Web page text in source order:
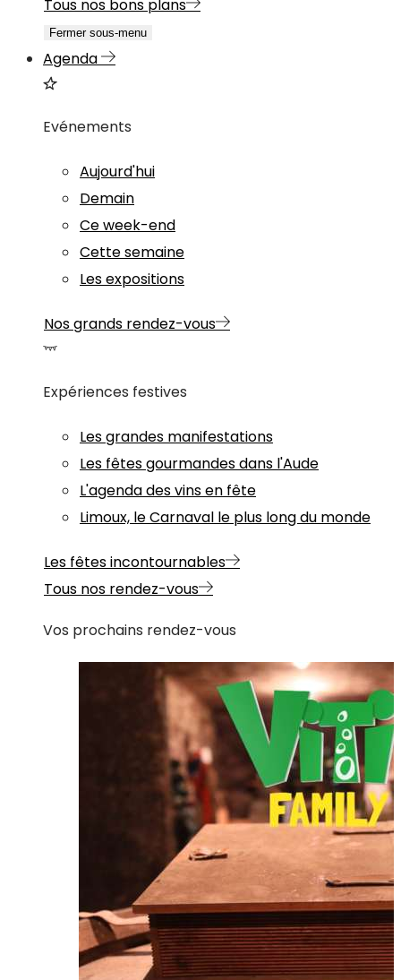
Tous nos bons plans
Fermer sous-menu
Agenda
Evénements
Aujourd'hui
Demain
Ce week-end
Cette semaine
Les expositions
Nos grands rendez-vous
Expériences festives
Les grandes manifestations
Les fêtes gourmandes dans l'Aude
L'agenda des vins en fête
Limoux, le Carnaval le plus long du monde
Les fêtes incontournables
Tous nos rendez-vous
Vos prochains rendez-vous